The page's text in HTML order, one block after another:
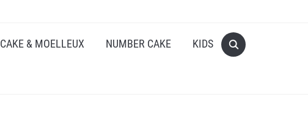
CAKE & MOELLEUX NUMBER CAKE KIDS